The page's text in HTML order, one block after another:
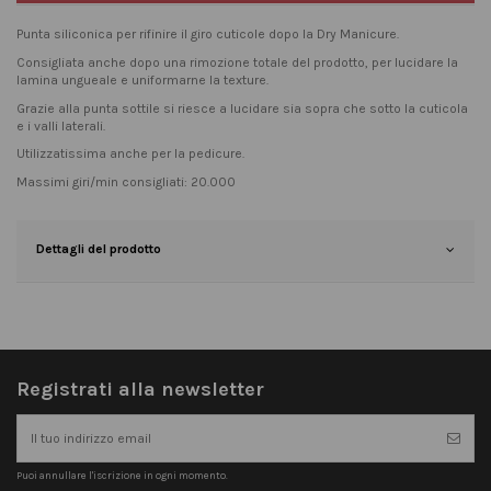
Punta siliconica per rifinire il giro cuticole dopo la Dry Manicure.
Consigliata anche dopo una rimozione totale del prodotto, per lucidare la
lamina ungueale e uniformarne la texture.
Grazie alla punta sottile si riesce a lucidare sia sopra che sotto la cuticola
e i valli laterali.
Utilizzatissima anche per la pedicure.
Massimi giri/min consigliati: 20.000
Dettagli del prodotto
Registrati alla newsletter
Puoi annullare l'iscrizione in ogni momento.